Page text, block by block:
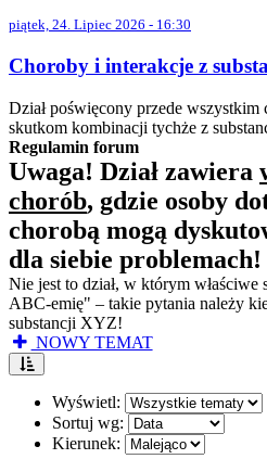
piątek, 24. Lipiec 2026 - 16:30
Choroby i interakcje z
Dział poświęcony przede
skutkom kombinacji tychże z
Regulamin forum
Uwaga! Dział zawiera
chorób, gdzie osoby
chorobą mogą
dla siebie problemach!
Nie jest to dział, w którym
ABC-emię" – takie pytania należy
substancji XYZ!
NOWY TEMAT
Wyświetl:
Sortuj wg:
Kierunek: